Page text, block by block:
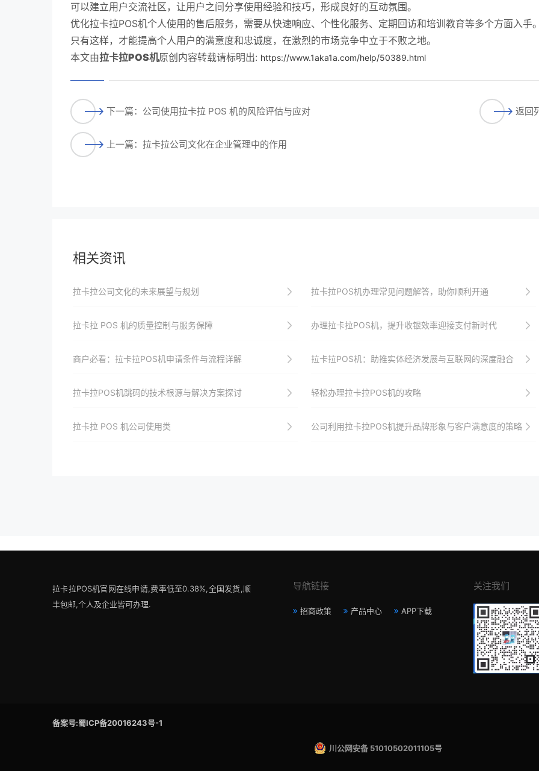
可以建立用户交流社区，让用户之间分享使用经验和技巧，形成良好的互动氛围。
优化拉卡拉POS机个人使用的售后服务，需要从快速响应、个性化服务、定期回访和培训教育等多个方面入手。
只有这样，才能提高个人用户的满意度和忠诚度，在激烈的市场竞争中立于不败之地。
本文由拉卡拉POS机原创内容转载请标明出: https://www.1aka1a.com/help/50389.html
下一篇：公司使用拉卡拉 POS 机的风险评估与应对
上一篇：拉卡拉公司文化在企业管理中的作用
返回
相关资讯
拉卡拉公司文化的未来展望与规划 拉卡拉POS机办理常见问题解答，助你顺利开通
拉卡拉 POS 机的质量控制与服务保障 办理拉卡拉POS机，提升收银效率迎接支付新时代
商户必看：拉卡拉POS机申请条件与流程详解 拉卡拉POS机：助推实体经济发展与互联网的深度融合
拉卡拉POS机跳码的技术根源与解决方案探讨 轻松办理拉卡拉POS机的攻略
拉卡拉 POS 机公司使用类 公司利用拉卡拉POS机提升品牌形象与客户满意度的策略
拉卡拉POS机官网在线申请,费率低至0.38%,全国发货,顺
丰包邮,个人及企业皆可办理.
导航链接
招商政策 产品中心 APP下载
关注我们
备案号:蜀ICP备20016243号-1
川公网安备 51010502011105号